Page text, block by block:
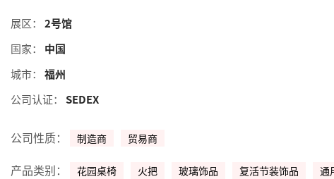
展区： 2号馆
国家：
中国
城市：
福州
公司认证：
SEDEX
公司性质： 制造商 贸易商
产品类别： 花园桌椅 火把 玻璃饰品 复活节装饰品 通